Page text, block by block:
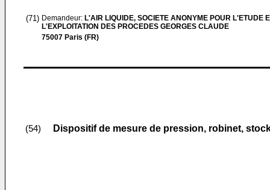
(71) Demandeur: L'AIR LIQUIDE, SOCIETE ANONYME POUR L'ETUDE
L'EXPLOITATION DES PROCEDES GEORGES CLAUDE
75007 Paris (FR)
(54) Dispositif de mesure de pression, robinet,